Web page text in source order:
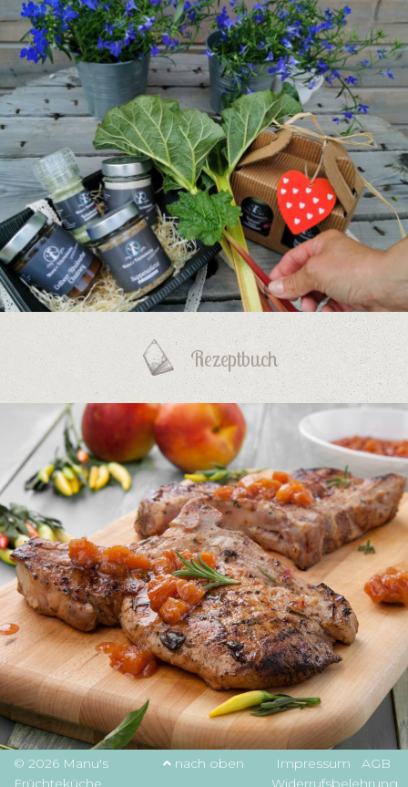
Rezeptbuch
© 2026 Manu's
Früchteküche
nach oben Impressum
AGB
Widerrufsbelehrung